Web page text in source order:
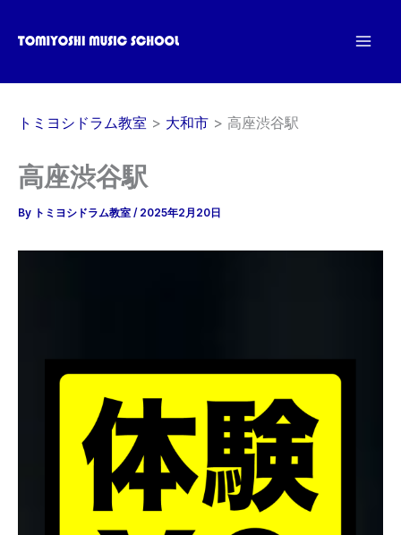
ス
トミヨシドラム教室 大和市 高座渋谷駅
高座渋谷駅
By トミヨシドラム教室 / 2025年2月20日